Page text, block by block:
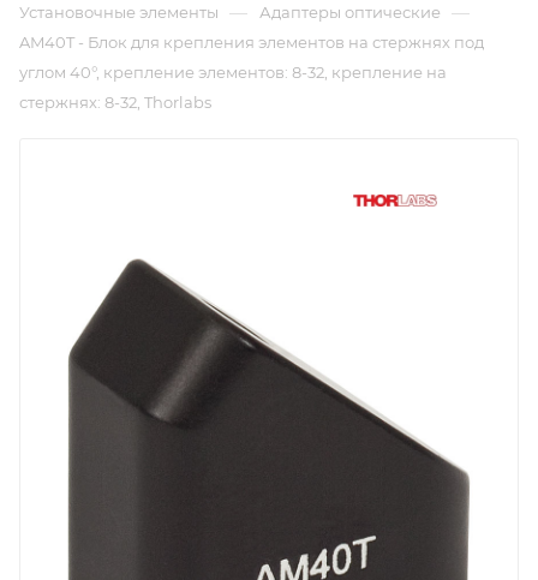
Установочные элементы — Адаптеры оптические —
AM40T - Блок для крепления элементов на стержнях под
углом 40°, крепление элементов: 8-32, крепление на
стержнях: 8-32, Thorlabs